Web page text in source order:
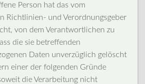
Person hat das vom
Richtlinien- und Verordnungsgeber
von dem Verantwortlichen zu
die sie betreffenden
Daten unverzüglich gelöscht
einer der folgenden Gründe
die Verarbeitung nicht